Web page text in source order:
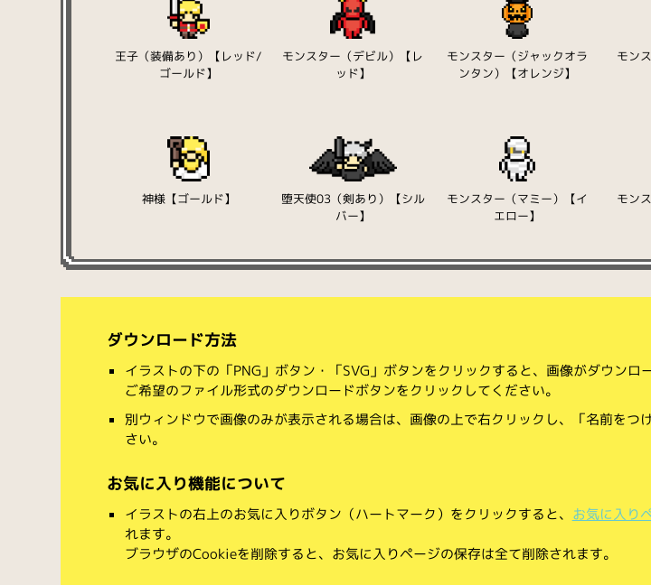
王子（装備あり）【レッド/
ゴールド】
モンスター（デビル）【レ
ッド】
モンスター（ジャックオラ
ンタン）【オレンジ】
モン
神様【ゴールド】
堕天使03（剣あり）【シル
バー】
モンスター（マミー）【イ
エロー】
モン
ダウンロード方法
イラストの下の「PNG」ボタン・「SVG」ボタンをクリックすると、画像がダウンロ
ご希望のファイル形式のダウンロードボタンをクリックしてください。
別ウィンドウで画像のみが表示される場合は、画像の上で右クリックし、「名前をつ
さい。
お気に入り機能について
イラストの右上のお気に入りボタン（ハートマーク）をクリックすると、 お気に入り
れます。
ブラウザのCookieを削除すると、お気に入りページの保存は全て削除されます。